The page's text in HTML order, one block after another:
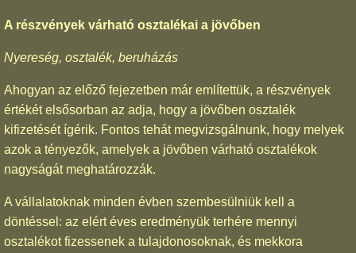
A részvények várható osztalékai a jövőben
Nyereség, osztalék, beruházás
Ahogyan az előző fejezetben már említettük, a részvények
értékét elsősorban az adja, hogy a jövőben osztalék
kifizetését ígérik. Fontos tehát megvizsgálnunk, hogy melyek
azok a tényezők, amelyek a jövőben várható osztalékok
nagyságát meghatározzák.
A vállalatoknak minden évben szembesülniük kell a
döntéssel: az elért éves eredményük terhére mennyi
osztalékot fizessenek a tulajdonosoknak, és mekkora